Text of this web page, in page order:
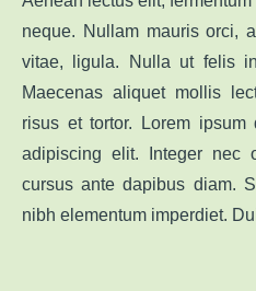
neque. Nullam mauris orci,
vitae, ligula. Nulla ut felis
Maecenas aliquet mollis
risus et tortor. Lorem ipsum
adipiscing elit. Integer nec
cursus ante dapibus diam.
nibh elementum imperdiet.